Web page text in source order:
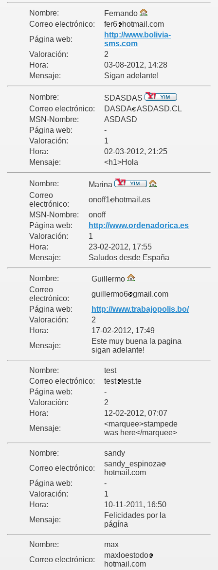
Nombre:
Fernando
Correo electrónico:
fer6
hotmail.com
Página web:
http://www.bolivia-
sms.com
Valoración:
2
Hora:
03-08-2012, 14:28
Mensaje:
Sigan adelante!
Nombre:
SDASDAS
Correo electrónico:
DASDA
ASDASD.CL
MSN-Nombre:
ASDASD
Página web:
-
Valoración:
1
Hora:
02-03-2012, 21:25
Mensaje:
<h1>Hola
Nombre:
Marina
Correo
electrónico:
onoff1
hotmail.es
MSN-Nombre:
onoff
Página web:
http://www.ordenadorica.es
Valoración:
1
Hora:
23-02-2012, 17:55
Mensaje:
Saludos desde España
Nombre:
Guillermo
Correo
electrónico:
guillermo6 gmail.com
Página web:
http://www.trabajopolis.bo/
Valoración:
2
Hora:
17-02-2012, 17:49
Mensaje:
Este muy buena la pagina
sigan adelante!
Nombre:
test
Correo electrónico:
test test.te
Página web:
-
Valoración:
2
Hora:
12-02-2012, 07:07
Mensaje:
<marquee>stampede
was here</marquee>
Nombre:
sandy
Correo electrónico:
sandy_espinoza
hotmail.com
Página web:
-
Valoración:
1
Hora:
10-11-2011, 16:50
Mensaje:
Felicidades por la
págína
Nombre:
max
Correo electrónico:
maxloestodo
hotmail.com